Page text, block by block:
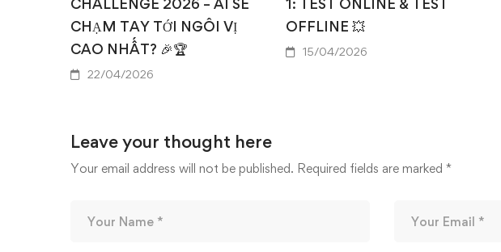
CHẠM TAY TỚI NGÔI VỊ
CAO NHẤT? 🎉🏆
22/04/2026
OFFLINE 💥
15/04/2026
Leave your thought here
Your email address will not be published. Required fields are marked *